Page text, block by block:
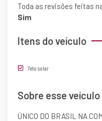
Toda as revisões feitas
Sim
Itens do veículo
Teto solar
Sobre esse veículo
ÚNICO DO BRASIL NA